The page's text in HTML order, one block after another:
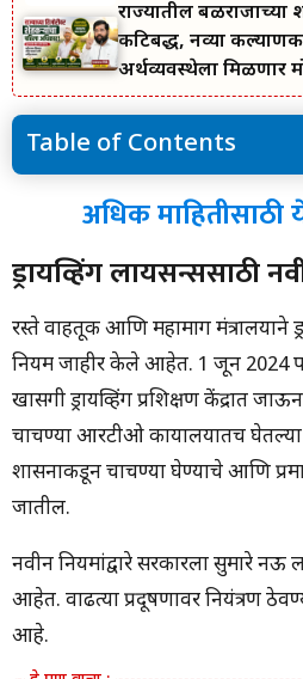
राज्यातील बळीराजाच्या
कटिबद्ध, नव्या
अर्थव्यवस्थेला मिळणार
Table of Contents
अधिक माहितीसाठी येथे क्लिक करा
ड्रायव्हिंग लायसन्ससाठी नवीन नियम
असे काढा ऑनलाइन ड्रायव्हिंग लायसन्स
जूनमध्ये बँका कधी बंद होतील?
SBI क्रेडिट कार्ड नियम
वाहन चालवताना ही कागदपत्रे सोबत ठेवा
अधिक
ड्रायव्हिंग लायसन्ससाठी
रस्ते वाहतूक आणि महामार्ग मंत्रालयाने
नियम जाहीर केले आहेत. 1 जून 2024
खासगी ड्रायव्हिंग प्रशिक्षण केंद्रात
चाचण्या आरटीओ कार्यालयातच घेतल्या
शासनाकडून चाचण्या घेण्याचे आणि
जातील.
नवीन नियमांद्वारे सरकारला सुमारे
आहेत. वाढत्या प्रदूषणावर नियंत्रण
आहे.